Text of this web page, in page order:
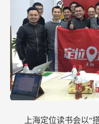
上海定位读书会以“